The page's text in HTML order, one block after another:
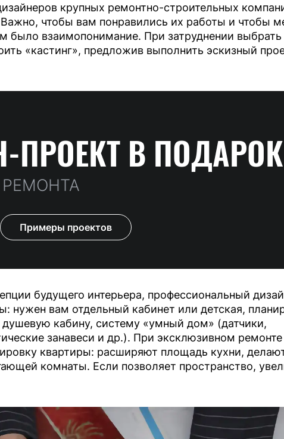
крупных ремонтно-строительных
чтобы вам понравились их работы и чтобы
было взаимопонимание. При затруднении выбрать
«кастинг», предложив выполнить эскизный
ПРОЕКТ В ПОДАРОК
Примеры проектов
будущего интерьера, профессиональный
нужен вам отдельный кабинет или детская,
душевую кабину, систему «умный дом» (датчики,
занавеси и др.). При эксклюзивном ремонте
квартиры: расширяют площадь кухни,
комнаты. Если позволяет пространство,